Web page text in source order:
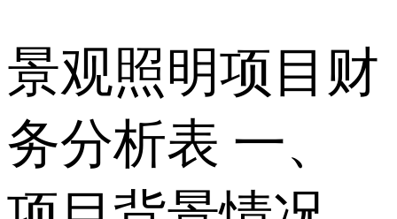
景观照明项目财
务分析表 一、